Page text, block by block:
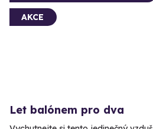
AKCE
Let balónem pro dva